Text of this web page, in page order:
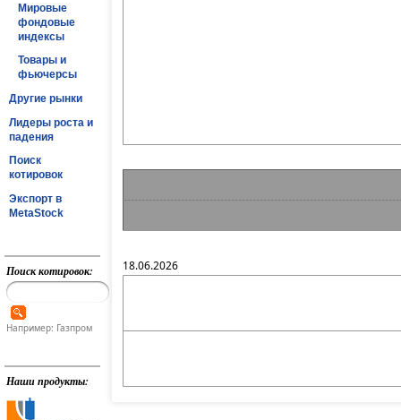
Мировые
фондовые
индексы
Товары и
фьючерсы
Другие рынки
Лидеры роста и
падения
Поиск
котировок
Экспорт в
MetaStock
Поиск котировок:
Например: Газпром
Наши продукты:
18.06.2026